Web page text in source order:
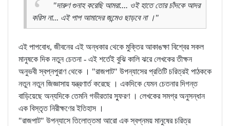
"দারুণ গুনাহ করেছি আমরা.... ওই হাতে তোর চাঁদকে আদর
করিস না... এই পাপ আমাদের জন্মেও ছাড়বে না ।"
এই পাপবোধ, জীবনের এই অন্ধকার থেকে মুক্তির আকাঙক্ষা বিশ্বের সকল
মানুষকে দিক নতুন চেতনা - এই শর্তেই বুঝি কালি ঝরে লেখকের তীক্ষন
অনুভবী স্বপ্নপুরাণ থেকে । "রাজপাট" উপন্যাসের প্রতিটি চরিত্রই পাঠককে
নতুন নতুন জিজ্ঞাসায় যন্ত্রণার্ত করেছে । একদিকে যেমন চেতনার দিগন্ত
বাড়িয়েছে অন্যদিকে তেমনি গভীরতার স্ফুরণ । লেখকের সমগ্র অনুসন্ধান
এক বিস্তৃত নিরীক্ষণের ইতিহাস ।
"রাজপাট" উপন্যাসে তিলোত্তমা আরো এক স্বপ্নময় মানুষের চরিত্র